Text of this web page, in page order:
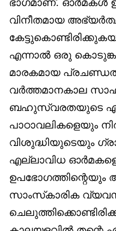
ഭാഗമാണ്. ഓർമകൾ
വിനീതമായ
എന്നാൽ ഒരു
മാരകമായ
വർത്തമാനകാല
ബഹുസ്വരതയുടെ
പാഠാവലികളെയും
വിശുദ്ധിയുടെയും
എല്ലാവിധ
ഉപഭോഗത്തിന്റെയും
സാംസ്‌കാരിക